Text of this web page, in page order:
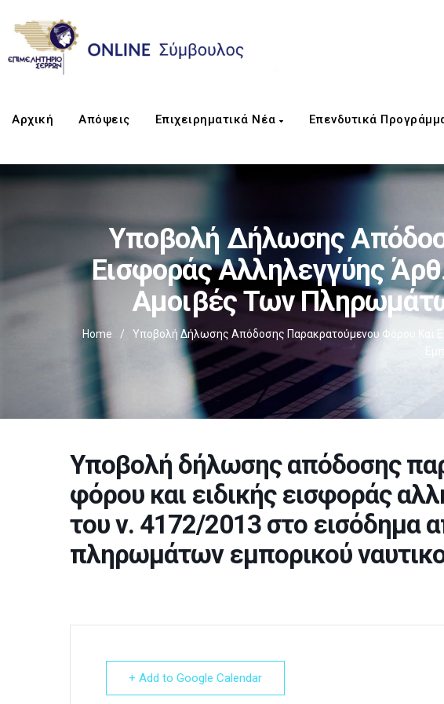
Αρχική Απόψεις Επιχειρηματικά Νέα Επενδυτικά
Υποβολή Δήλωσης
Εισφοράς Αλληλεγγύης
Αμοιβές Των
Home /
Υποβολή Δήλωσης Απόδοσης Παρακρατούμενου Φόρου Και
Υποβολή δήλωσης απόδοσης
φόρου και ειδικής εισφοράς
του ν. 4172/2013 στο εισόδημα
πληρωμάτων εμπορικού
+ Add to Google Calendar